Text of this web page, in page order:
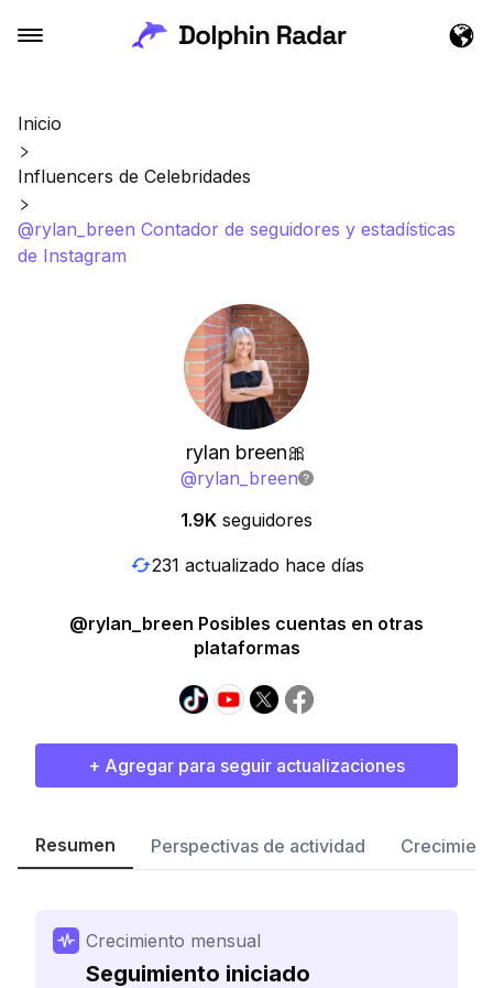
Inicio
Influencers de Celebridades
@rylan_breen Contador de seguidores y estadísticas
de Instagram
rylan breen🎀
@rylan_breen
1.9K seguidores
231 actualizado hace días
@rylan_breen Posibles cuentas en otras
plataformas
+ Agregar para seguir actualizaciones
Resumen Perspectivas de actividad
Crecimiento mensual
Seguimiento iniciado